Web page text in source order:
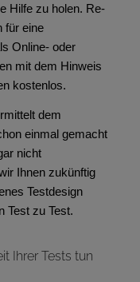
Hilfe zu holen. Re-
für eine
Online- oder
mit dem Hinweis
kostenlos.
dem
einmal gemacht
nicht
Ihnen zukünftig
Testdesign
Test zu Test.
Ihrer Tests tun